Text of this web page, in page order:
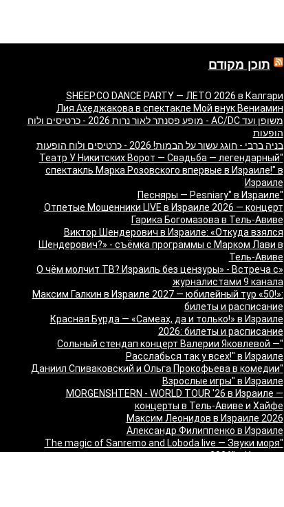
תוכן מקודם
SHEEP.CO DANCE PARTY — ЛЕТО 2026 в Калгари
Лия Ахеджакова в спектакле Мой внук Вениамин
משופן ועד AC/DC - מופע פסנתר לאור נרות 2026 - כרטיסים ולוח
הופעות
בניה ברבי - חוגג עשור על הבמות! 2026 - כרטיסים ולוח הופעות
"Театр У Никитских Ворот — Свадьба — легендарный
спектакль Марка Розовского впервые в Израиле!" в
Израиле
"Песняры — Pesniary" в Израиле
Отпетые Мошенники LIVE в Израиле 2026 — концерт
Гарика Богомазова в Тель-Авиве
Виктор Шендерович в Израиле: «Откуда взялся
Шендерович?» - съёмка программы с Марком Лави в
Тель-Авиве
«О чём молчит ТВ? Израиль без цензуры» - Встреча с
журналистами 9 канала
Максим Галкин в Израиле 2027 — юбилейный тур «50!»:
билеты и расписание
Красная Бурда — «Самеах, да и только!» в Израиле
2026: билеты и расписание
"Сольный стендап концерт Валерии Яковлевой —
Расслабься так у всех!" в Израиле
"Даниил Спиваковский и Ольга Прокофьева в комедии
Взрослые игры" в Израиле
MORGENSHTERN - WORLD TOUR '26 в Израиле —
концерты в Тель-Авиве и Хайфе
Максим Леонидов в Израиле 2026
Александр Филиппенко в Израиле
"The magic of Sanremo and Loboda live — Звуки моря
2026" в Израиле